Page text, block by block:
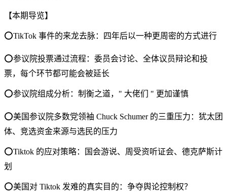
【本期导览】
⭕️TikTok 事件的来龙去脉：四年后以一种更周密的方式进行
⭕️参议院投票通过流程：委员会讨论、全体议员辩论和投
票，每个环节都可能会被延长
⭕️参议院组成分析：制衡之道，" 大佬们 " 更加谨慎
⭕️美国参议院多数党领袖 Chuck Schumer 的三重压力：犹太团
体、竞选资金来源与选民的压力
⭕️Tiktok 的应对策略：国会游说、周受资听证会、德克萨斯计
划
⭕️美国对 Tiktok 发难的真实目的：争夺舆论控制权？